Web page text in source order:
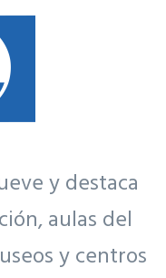
y destaca
aulas del
y centros